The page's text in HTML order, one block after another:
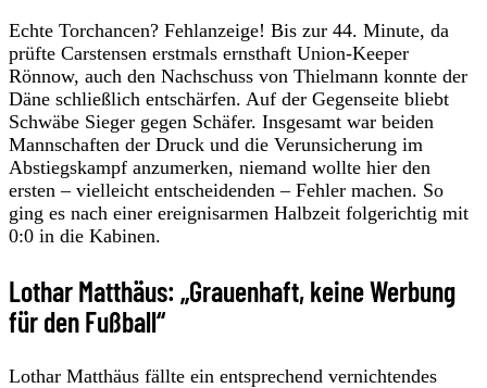
Echte Torchancen? Fehlanzeige! Bis zur 44. Minute, da
prüfte Carstensen erstmals ernsthaft Union-Keeper
Rönnow, auch den Nachschuss von Thielmann konnte der
Däne schließlich entschärfen. Auf der Gegenseite bliebt
Schwäbe Sieger gegen Schäfer. Insgesamt war beiden
Mannschaften der Druck und die Verunsicherung im
Abstiegskampf anzumerken, niemand wollte hier den
ersten – vielleicht entscheidenden – Fehler machen. So
ging es nach einer ereignisarmen Halbzeit folgerichtig mit
0:0 in die Kabinen.
Lothar Matthäus: „Grauenhaft, keine Werbung
für den Fußball“
Lothar Matthäus fällte ein entsprechend vernichtendes